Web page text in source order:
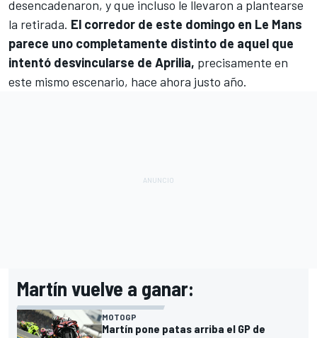
desencadenaron, y que incluso le llevaron a plantearse
la retirada. El corredor de este domingo en Le Mans
parece uno completamente distinto de aquel que
intentó desvincularse de Aprilia, precisamente en
este mismo escenario, hace ahora justo año.
Martín vuelve a ganar:
MOTOGP
Martín pone patas arriba el GP de